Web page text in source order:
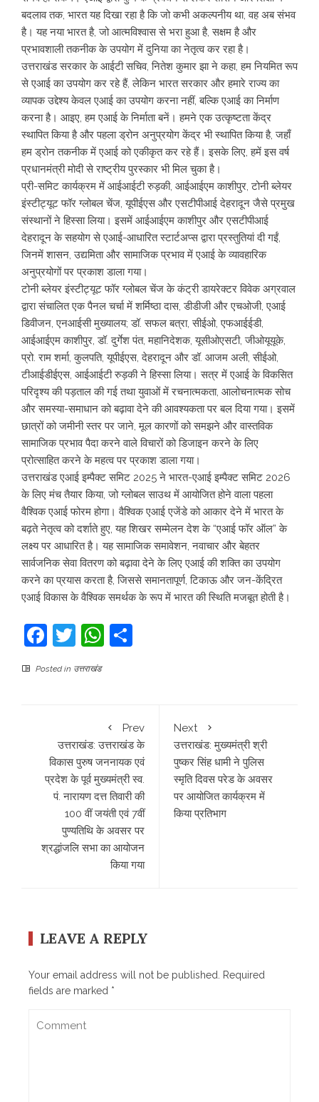
बदलाव तक, भारत यह दिखा रहा है कि जो कभी अकल्पनीय था, वह अब संभव
है। यह नया भारत है, जो आत्मविश्वास से भरा हुआ है, सक्षम है और
प्रभावशाली तकनीक के उपयोग में दुनिया का नेतृत्व कर रहा है।
उत्तराखंड सरकार के आईटी सचिव, नितेश कुमार झा ने कहा, हम नियमित रूप
से एआई का उपयोग कर रहे हैं, लेकिन भारत सरकार और हमारे राज्य का
व्यापक उद्देश्य केवल एआई का उपयोग करना नहीं, बल्कि एआई का निर्माण
करना है। आइए, हम एआई के निर्माता बनें। हमने एक उत्कृष्टता केंद्र
स्थापित किया है और पहला ड्रोन अनुप्रयोग केंद्र भी स्थापित किया है, जहाँ
हम ड्रोन तकनीक में एआई को एकीकृत कर रहे हैं। इसके लिए, हमें इस वर्ष
प्रधानमंत्री मोदी से राष्ट्रीय पुरस्कार भी मिल चुका है।
प्री-समिट कार्यक्रम में आईआईटी रुड़की, आईआईएम काशीपुर, टोनी ब्लेयर
इंस्टीट्यूट फॉर ग्लोबल चेंज, यूपीईएस और एसटीपीआई देहरादून जैसे प्रमुख
संस्थानों ने हिस्सा लिया। इसमें आईआईएम काशीपुर और एसटीपीआई
देहरादून के सहयोग से एआई-आधारित स्टार्टअप्स द्वारा प्रस्तुतियां दी गईं,
जिनमें शासन, उद्यमिता और सामाजिक प्रभाव में एआई के व्यावहारिक
अनुप्रयोगों पर प्रकाश डाला गया।
टोनी ब्लेयर इंस्टीट्यूट फॉर ग्लोबल चेंज के कंट्री डायरेक्टर विवेक अग्रवाल
द्वारा संचालित एक पैनल चर्चा में शर्मिष्ठा दास, डीडीजी और एचओजी, एआई
डिवीजन, एनआईसी मुख्यालय; डॉ. सफल बत्रा, सीईओ, एफआईईडी,
आईआईएम काशीपुर, डॉ. दुर्गेश पंत, महानिदेशक, यूसीओएसटी, जीओयूयूके,
प्रो. राम शर्मा, कुलपति, यूपीईएस, देहरादून और डॉ. आजम अली, सीईओ,
टीआईडीईएस, आईआईटी रुड़की ने हिस्सा लिया। सत्र में एआई के विकसित
परिदृश्य की पड़ताल की गई तथा युवाओं में रचनात्मकता, आलोचनात्मक सोच
और समस्या-समाधान को बढ़ावा देने की आवश्यकता पर बल दिया गया। इसमें
छात्रों को जमीनी स्तर पर जाने, मूल कारणों को समझने और वास्तविक
सामाजिक प्रभाव पैदा करने वाले विचारों को डिजाइन करने के लिए
प्रोत्साहित करने के महत्व पर प्रकाश डाला गया।
उत्तराखंड एआई इम्पैक्ट समिट 2025 ने भारत-एआई इम्पैक्ट समिट 2026
के लिए मंच तैयार किया, जो ग्लोबल साउथ में आयोजित होने वाला पहला
वैश्विक एआई फोरम होगा। वैश्विक एआई एजेंडे को आकार देने में भारत के
बढ़ते नेतृत्व को दर्शाते हुए, यह शिखर सम्मेलन देश के “एआई फॉर ऑल” के
लक्ष्य पर आधारित है। यह सामाजिक समावेशन, नवाचार और बेहतर
सार्वजनिक सेवा वितरण को बढ़ावा देने के लिए एआई की शक्ति का उपयोग
करने का प्रयास करता है, जिससे समानतापूर्ण, टिकाऊ और जन-केंद्रित
एआई विकास के वैश्विक समर्थक के रूप में भारत की स्थिति मजबूत होती है।
Facebook
TwitterWhatsApp
Posted in उत्तराखंड
Prev
उत्तराखंड: उत्तराखंड के
विकास पुरुष जननायक एवं
प्रदेश के पूर्व मुख्यमंत्री स्व.
पं. नारायण दत्त तिवारी की
100 वीं जयंती एवं 7वीं
पुण्यतिथि के अवसर पर
श्रद्धांजलि सभा का आयोजन
किया गया
Next
उत्तराखंड: मुख्यमंत्री श्री
पुष्कर सिंह धामी ने पुलिस
स्मृति दिवस परेड के अवसर
पर आयोजित कार्यक्रम में
किया प्रतिभाग
LEAVE A REPLY
Your email address will not be published.
Required
fields are marked *